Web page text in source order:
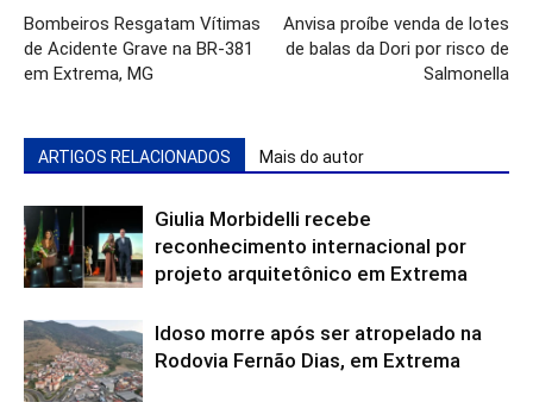
Bombeiros Resgatam Vítimas
de Acidente Grave na BR-381
em Extrema, MG
Anvisa proíbe venda de lotes
de balas da Dori por risco de
Salmonella
ARTIGOS RELACIONADOS Mais do autor
Giulia Morbidelli recebe
reconhecimento internacional por
projeto arquitetônico em Extrema
Idoso morre após ser atropelado na
Rodovia Fernão Dias, em Extrema